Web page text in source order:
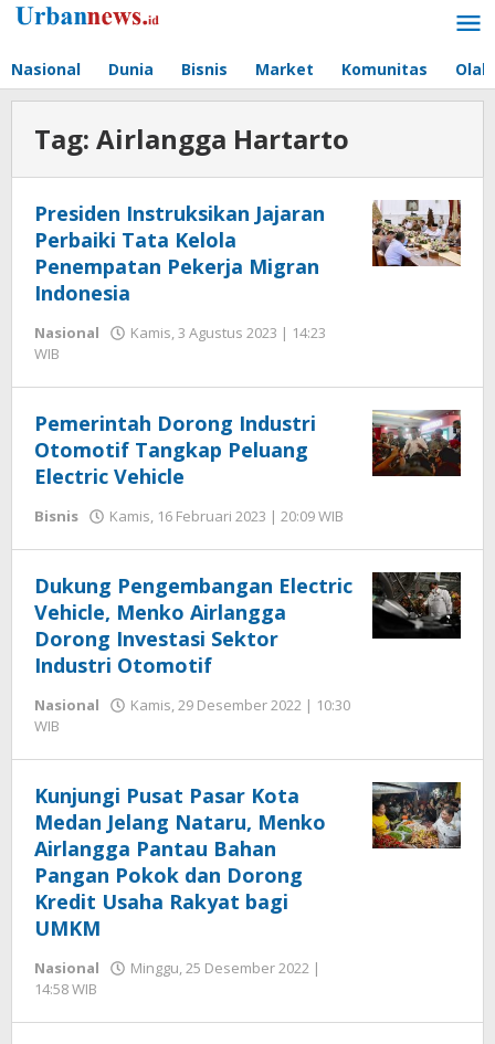
Lewati
Nasional Dunia Bisnis Market Komunitas
Tag: Airlangga Hartarto
Presiden Instruksikan Jajaran
Perbaiki Tata Kelola
Penempatan Pekerja Migran
Indonesia
Nasional
Kamis, 3 Agustus 2023 | 14:23
WIB
Seprihadi
Pemerintah Dorong Industri
Otomotif Tangkap Peluang
Electric Vehicle
Bisnis Kamis, 16 Februari 2023 | 20:09 WIB
Seprihadi
Dukung Pengembangan Electric
Vehicle, Menko Airlangga
Dorong Investasi Sektor
Industri Otomotif
Nasional
Kamis, 29 Desember 2022 | 10:30
WIB
Seprihadi
Kunjungi Pusat Pasar Kota
Medan Jelang Nataru, Menko
Airlangga Pantau Bahan
Pangan Pokok dan Dorong
Kredit Usaha Rakyat bagi
UMKM
Nasional
Minggu, 25 Desember 2022 |
14:58 WIB
Seprihadi